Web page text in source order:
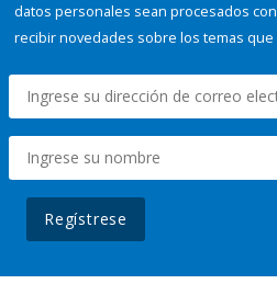
datos personales sean procesados
recibir novedades sobre los temas
Regístrese